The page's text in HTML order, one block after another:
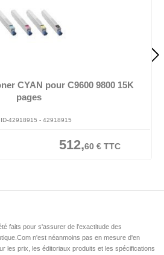
CYAN pour C9600 9800 15K
pages
42918915 - 42918915
512,60€TTC
faits pour s'assurer de l'exactitude des
n'est néanmoins pas en mesure d'en
les prix, les éditoriaux produits et les spécifications